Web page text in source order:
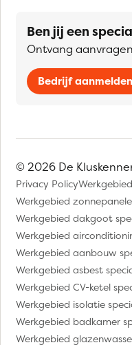
Ben jij een
Ontvang
Bedrijf aanmelden
© 2026 De
Privacy Policy
Werkgebied
Werkgebied dakgoot
Werkgebied
Werkgebied aanbouw
Werkgebied asbest
Werkgebied CV-ketel
Werkgebied isolatie
Werkgebied badkamer
Werkgebied